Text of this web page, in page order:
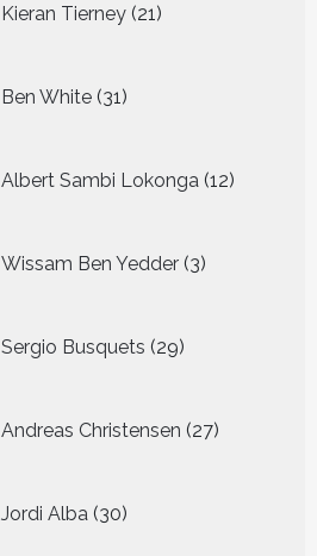
Kieran Tierney 21
producten
Ben White 31
producten
Albert Sambi Lokonga 12
Wissam Ben Yedder 3
producten
Sergio Busquets 29
producten
Andreas Christensen 27
producten
Jordi Alba 30
producten